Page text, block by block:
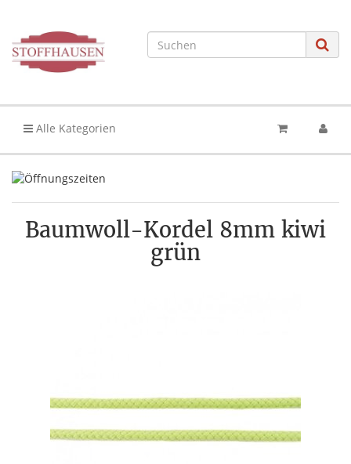
Alle Kategorien
Baumwoll-Kordel 8mm kiwi
grün